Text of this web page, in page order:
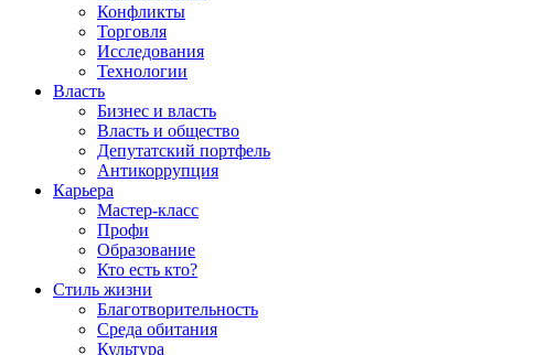
Конфликты
Торговля
Исследования
Технологии
Власть
Бизнес и власть
Власть и общество
Депутатский портфель
Антикоррупция
Карьера
Мастер-класс
Профи
Образование
Кто есть кто?
Стиль жизни
Благотворительность
Среда обитания
Культура